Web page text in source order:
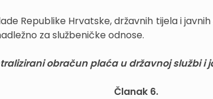
Republike Hrvatske, državnih tijela i
za službeničke odnose.
obračun plaća u državnoj službi i
Članak 6.